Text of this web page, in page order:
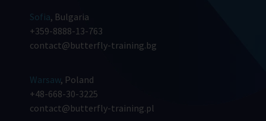
Sofia, Bulgaria
+359-8888-13-763
contact@butterfly-training.bg
Warsaw, Poland
+48-668-30-3225
contact@butterfly-training.pl